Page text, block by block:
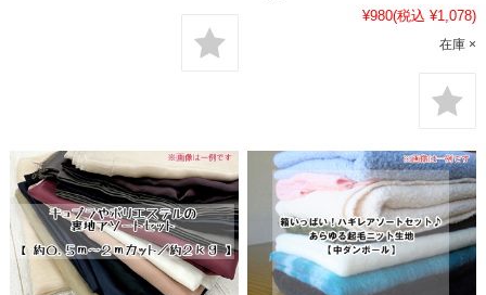
¥980(税込 ¥1,078)
在庫 ×